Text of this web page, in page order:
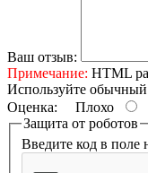
Ваш отзыв:
Примечание: HTML
Используйте обычный
Оценка: Плохо
Защита от роботов
Введите код в поле